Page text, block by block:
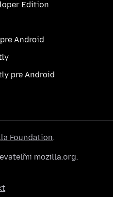
Edition
Android
pre Android
Foundation.
mozilla.org.